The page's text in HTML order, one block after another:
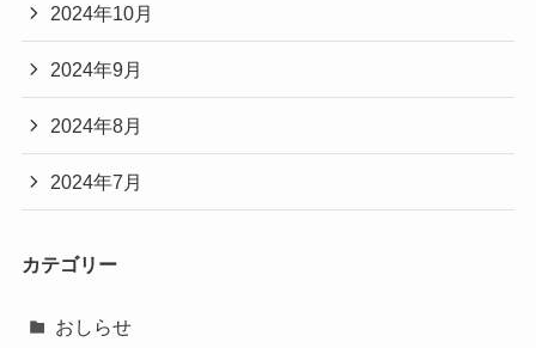
2024年10月
2024年9月
2024年8月
2024年7月
カテゴリー
おしらせ